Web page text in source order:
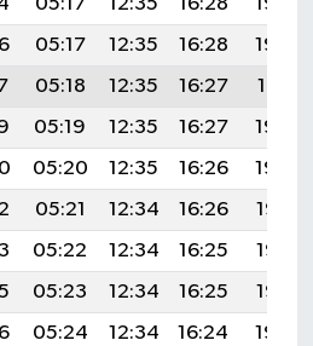
05:17 12:35 16:28
19:44
05:17 12:35 16:28
19:43
05:18 12:35 16:27
19:41
05:19 12:35 16:27
19:40
05:20 12:35 16:26
19:39
05:21 12:34 16:26
19:38
05:22 12:34 16:25
19:36
05:23 12:34 16:25
19:35
05:24 12:34 16:24
19:34